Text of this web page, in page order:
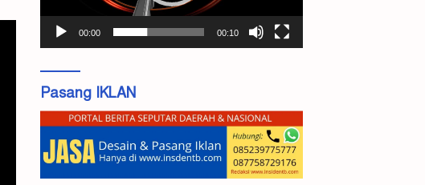
00:00 00:10
Pasang IKLAN